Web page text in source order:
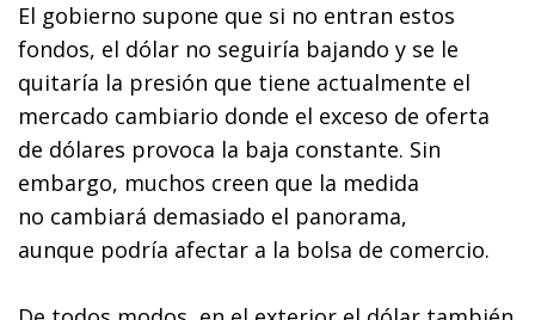
El gobierno supone que si no entran estos
fondos, el dólar no seguiría bajando y se le
quitaría la presión que tiene actualmente el
mercado cambiario donde el exceso de oferta
de dólares provoca la baja constante. Sin
embargo, muchos creen que la medida
no cambiará demasiado el panorama,
aunque podría afectar a la bolsa de comercio.